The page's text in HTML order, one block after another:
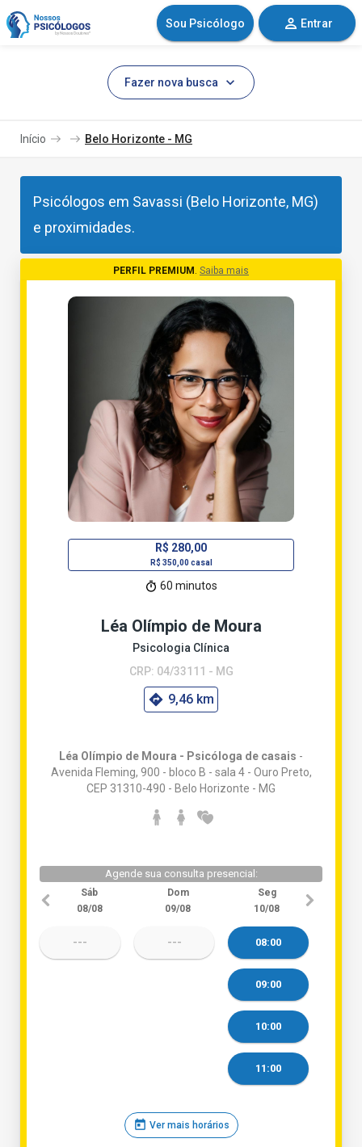
Sou Psicólogo Entrar
Fazer nova busca
Início Belo Horizonte - MG
Psicólogos em Savassi (Belo Horizonte, MG)
e proximidades.
PERFIL PREMIUM Saiba mais
R$ 280,00
R$ 350,00 casal
60 minutos
Léa Olímpio de Moura
Psicologia Clínica
CRP: 04/33111 - MG
9,46 km
Léa Olímpio de Moura - Psicóloga de casais -
Avenida Fleming, 900 - bloco B - sala 4 - Ouro Preto,
CEP 31310-490 - Belo Horizonte - MG
Agende sua consulta presencial:
Sáb
08/08
Dom
09/08
Seg
10/08
--- --- 08:00
09:00
10:00
11:00
today Ver mais horários